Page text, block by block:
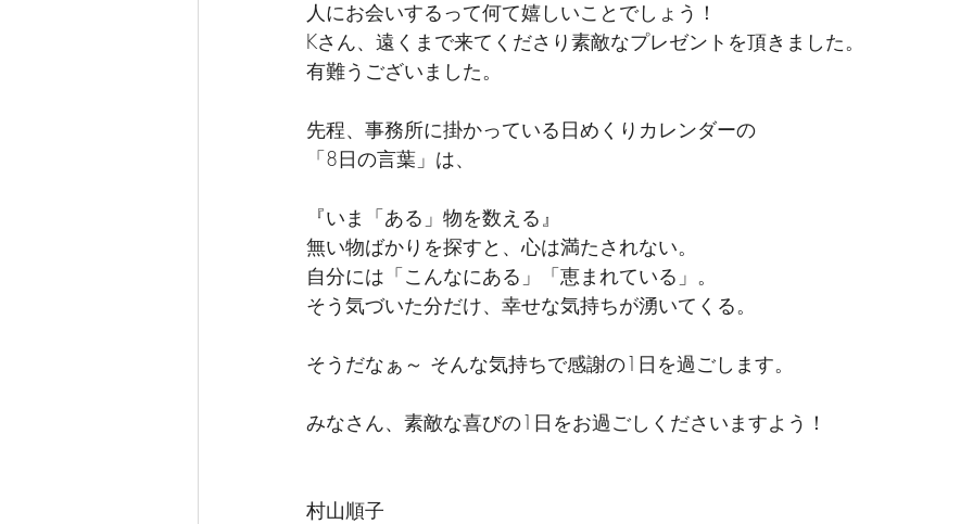
人にお会いするって何て嬉しいことでしょう！
Kさん、遠くまで来てくださり素敵なプレゼントを頂きました。
有難うございました。
先程、事務所に掛かっている日めくりカレンダーの
「8日の言葉」は、
『いま「ある」物を数える』
無い物ばかりを探すと、心は満たされない。
自分には「こんなにある」「恵まれている」。
そう気づいた分だけ、幸せな気持ちが湧いてくる。
そうだなぁ～ そんな気持ちで感謝の1日を過ごします。
みなさん、素敵な喜びの1日をお過ごしくださいますよう！
村山順子